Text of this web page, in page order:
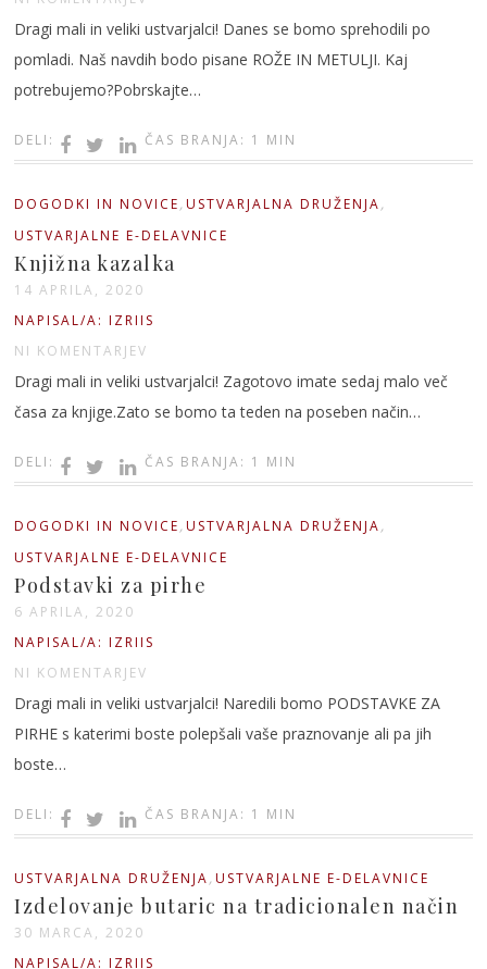
Dragi mali in veliki ustvarjalci! Danes se bomo sprehodili po
pomladi. Naš navdih bodo pisane ROŽE IN METULJI. Kaj
potrebujemo?Pobrskajte…
DELI: ČAS BRANJA: 1 MIN
DOGODKI IN NOVICE ,USTVARJALNA DRUŽENJA
USTVARJALNE E-DELAVNICE
Knjižna kazalka
14 APRILA, 2020
NAPISAL/A: IZRIIS
NI KOMENTARJEV
Dragi mali in veliki ustvarjalci! Zagotovo imate sedaj malo več
časa za knjige.Zato se bomo ta teden na poseben način…
DELI: ČAS BRANJA: 1 MIN
DOGODKI IN NOVICE ,USTVARJALNA DRUŽENJA
USTVARJALNE E-DELAVNICE
Podstavki za pirhe
6 APRILA, 2020
NAPISAL/A: IZRIIS
NI KOMENTARJEV
Dragi mali in veliki ustvarjalci! Naredili bomo PODSTAVKE ZA
PIRHE s katerimi boste polepšali vaše praznovanje ali pa jih
boste…
DELI: ČAS BRANJA: 1 MIN
USTVARJALNA DRUŽENJA ,USTVARJALNE E-DELAVNICE
Izdelovanje butaric na tradicionalen način
30 MARCA, 2020
NAPISAL/A: IZRIIS